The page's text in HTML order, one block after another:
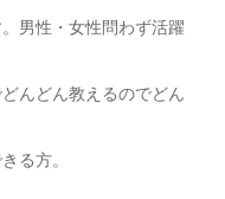
男性・女性問わず活躍
んどん教えるのでどん
る方。